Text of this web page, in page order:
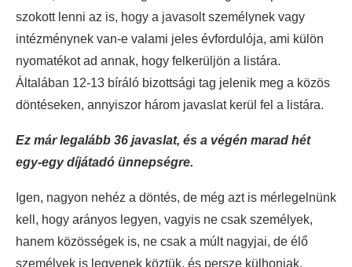
szokott lenni az is, hogy a javasolt személynek vagy
intézménynek van-e valami jeles évfordulója, ami külön
nyomatékot ad annak, hogy felkerüljön a listára.
Általában 12-13 bíráló bizottsági tag jelenik meg a közös
döntéseken, annyiszor három javaslat kerül fel a listára.
Ez már legalább 36 javaslat, és a végén marad hét
egy-egy díjátadó ünnepségre.
Igen, nagyon nehéz a döntés, de még azt is mérlegelnünk
kell, hogy arányos legyen, vagyis ne csak személyek,
hanem közösségek is, ne csak a múlt nagyjai, de élő
személyek is legyenek köztük, és persze külhoniak,